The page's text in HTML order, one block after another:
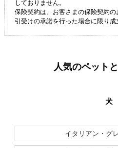
しておりません。
保険契約は、お客さまの保険契約
引受けの承諾を行った場合に限り成
人気のペット
犬
イタリアン・グ